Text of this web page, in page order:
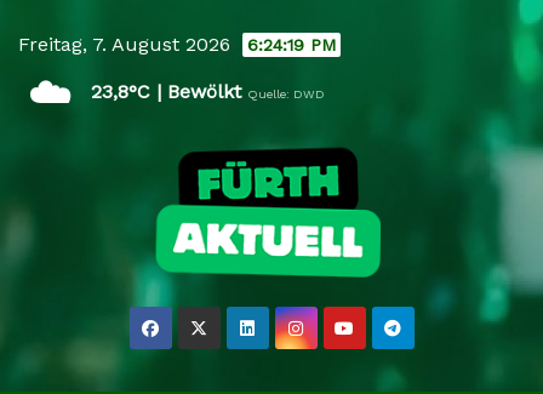
content
Freitag, 7. August 2026 6:24:20 PM
☁️ 23,8°C | Bewölkt Quelle: DWD